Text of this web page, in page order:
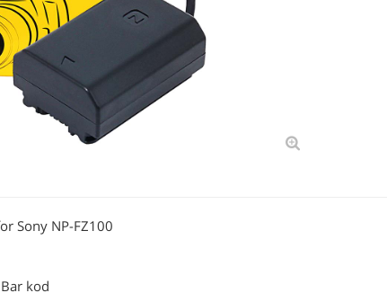
Sony NP-FZ100
Bar kod